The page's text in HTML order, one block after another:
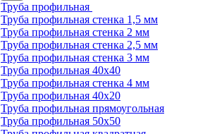
Труба профильная
Труба профильная стенка 1,5 мм
Труба профильная стенка 2 мм
Труба профильная стенка 2,5 мм
Труба профильная стенка 3 мм
Труба профильная 40х40
Труба профильная стенка 4 мм
Труба профильная 40х20
Труба профильная прямоугольная
Труба профильная 50х50